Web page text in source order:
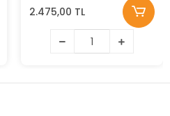
2.475,00 TL